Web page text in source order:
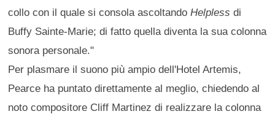
collo con il quale si consola ascoltandoHelpless di
Buffy Sainte-Marie; di fatto quella diventa la sua colonna
sonora personale."
Per plasmare il suono più ampio dell'Hotel Artemis,
Pearce ha puntato direttamente al meglio, chiedendo al
noto compositore Cliff Martinez di realizzare la colonna